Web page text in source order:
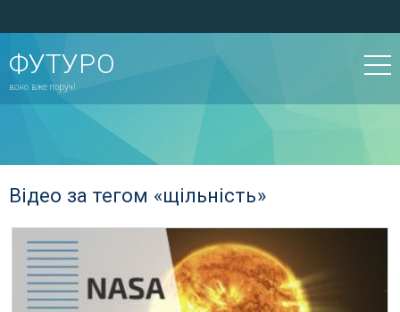
ФУТУРО
воно вже поруч!
Відео за тегом «щільність»